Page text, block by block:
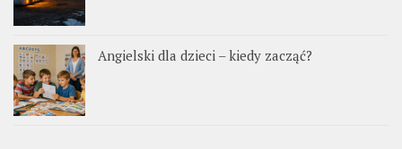
Angielski dla dzieci – kiedy zacząć?